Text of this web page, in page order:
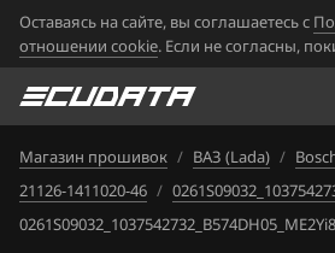
Оставаясь на сайте, вы соглашаетесь с
отношении cookie. Если не согласны,
Магазин прошивок / ВАЗ (Lada) /
21126-1411020-46 /